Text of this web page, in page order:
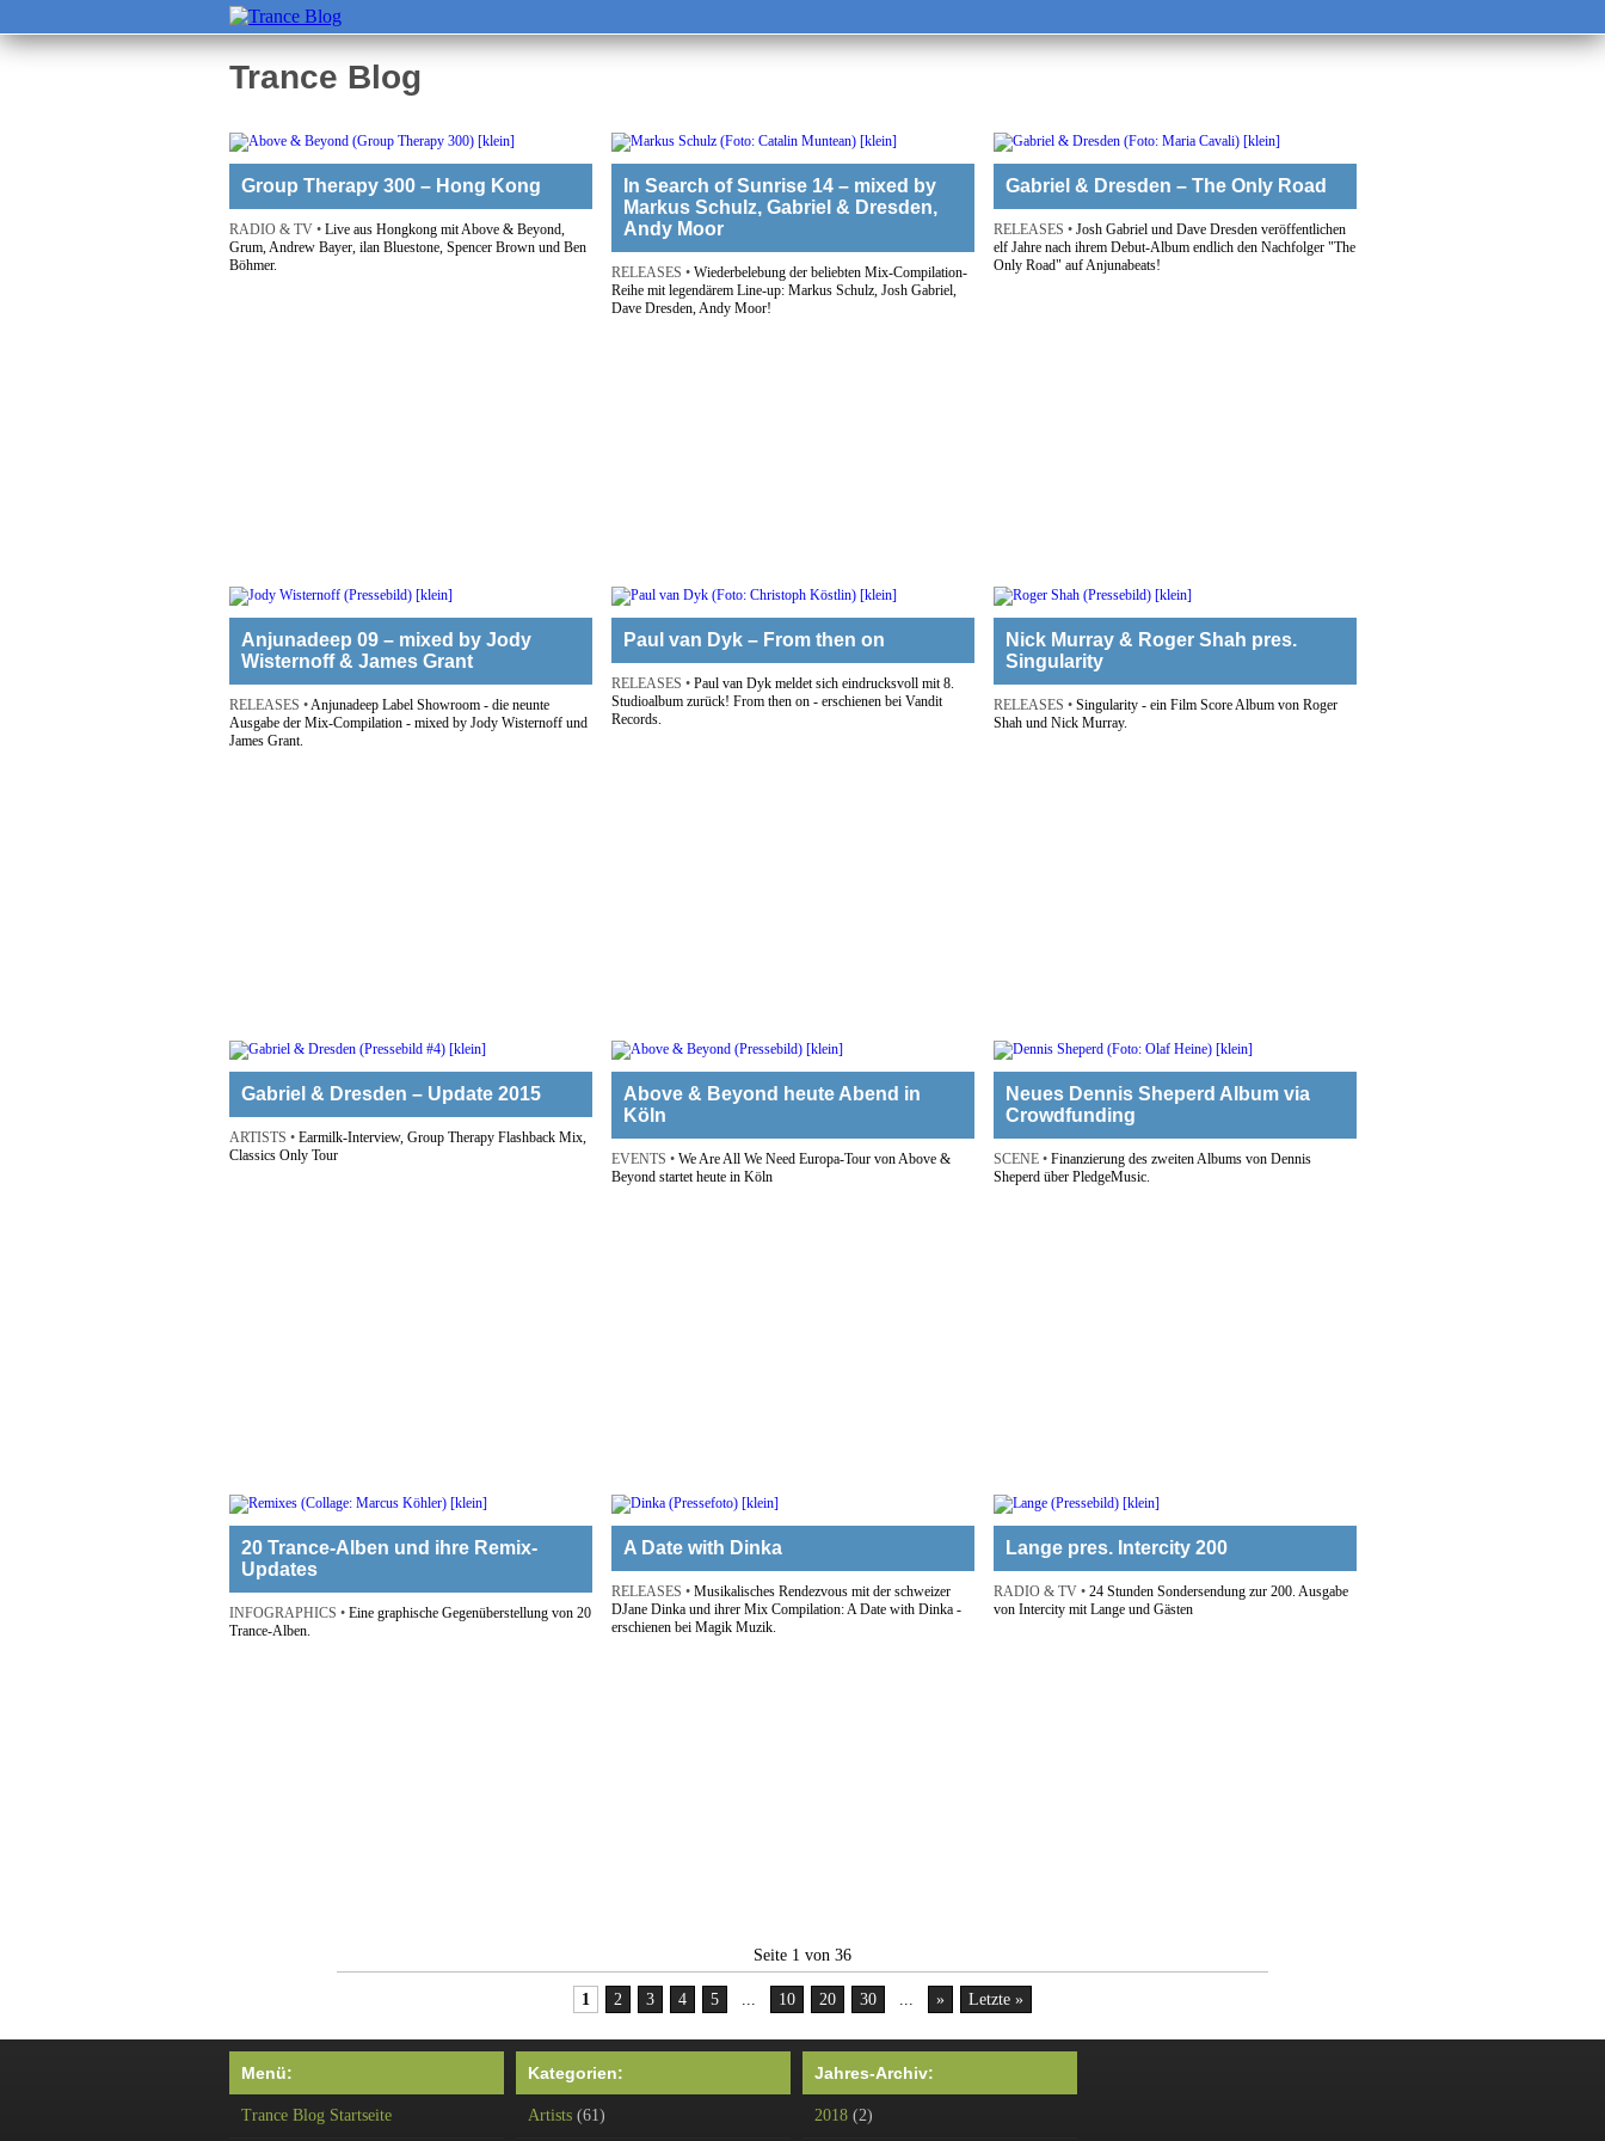
Trance Blog
Group Therapy 300 – Hong Kong
RADIO & TV • Live aus Hongkong mit Above & Beyond,
Grum, Andrew Bayer, ilan Bluestone, Spencer Brown und Ben
Böhmer.
In Search of Sunrise 14 – mixed by
Markus Schulz, Gabriel & Dresden,
Andy Moor
RELEASES • Wiederbelebung der beliebten Mix-Compilation-
Reihe mit legendärem Line-up: Markus Schulz, Josh Gabriel,
Dave Dresden, Andy Moor!
Gabriel & Dresden – The Only Road
RELEASES • Josh Gabriel und Dave Dresden veröffentlichen
elf Jahre nach ihrem Debut-Album endlich den Nachfolger "The
Only Road" auf Anjunabeats!
Anjunadeep 09 – mixed by Jody
Wisternoff & James Grant
RELEASES •Anjunadeep Label Showroom - die neunte
Ausgabe der Mix-Compilation - mixed by Jody Wisternoff und
James Grant.
Paul van Dyk – From then on
RELEASES • Paul van Dyk meldet sich eindrucksvoll mit 8.
Studioalbum zurück! From then on - erschienen bei Vandit
Records.
Nick Murray & Roger Shah pres.
Singularity
RELEASES • Singularity - ein Film Score Album von Roger
Shah und Nick Murray.
Gabriel & Dresden – Update 2015
ARTISTS • Earmilk-Interview, Group Therapy Flashback Mix,
Classics Only Tour
Above & Beyond heute Abend in
Köln
EVENTS • We Are All We Need Europa-Tour von Above &
Beyond startet heute in Köln
Neues Dennis Sheperd Album via
Crowdfunding
SCENE • Finanzierung des zweiten Albums von Dennis
Sheperd über PledgeMusic.
20 Trance-Alben und ihre Remix-
Updates
INFOGRAPHICS • Eine graphische Gegenüberstellung von 20
Trance-Alben.
A Date with Dinka
RELEASES • Musikalisches Rendezvous mit der schweizer
DJane Dinka und ihrer Mix Compilation: A Date with Dinka -
erschienen bei Magik Muzik.
Lange pres. Intercity 200
RADIO & TV • 24 Stunden Sondersendung zur 200. Ausgabe
von Intercity mit Lange und Gästen
Seite 1 von 36
1 2 3 4 5 ... 10 20 30 ... » Letzte »
Menü:
Trance Blog Startseite
Kategorien:
Artists (61)
Jahres-Archiv:
2018 (2)